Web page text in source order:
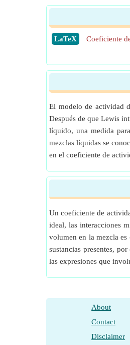
​LaTeX Coeficiente
El modelo de actividad
Después de que Lewis
líquido, una medida
mezclas líquidas se
en el coeficiente de
Un coeficiente de
ideal, las interacciones
volumen en la mezcla es
sustancias presentes,
las expresiones que
About
Contact
Disclaimer